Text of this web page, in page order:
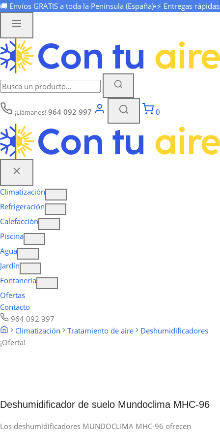
🚚 Envíos GRATIS a toda la Península (España)•⚡ Entregas
¡Llámanos! 964 092 997 0
Climatización
Refrigeración
Calefacción
Piscina
Agua
Jardín
Fontanería
Ofertas
Contacto
964 092 997
Climatización
Tratamiento de aire
Deshumidificadores
¡Oferta!
Deshumidificador de suelo Mundoclima MHC-96
Los deshumidificadores MUNDOCLIMA MHC-96 ofrecen